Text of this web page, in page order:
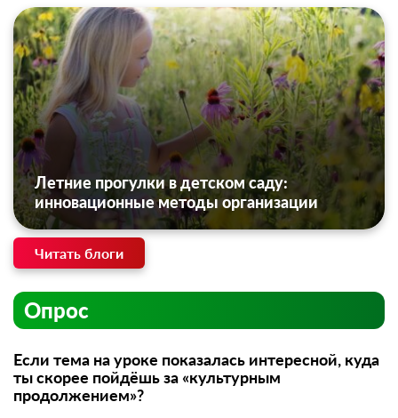
Летние прогулки в детском саду:
инновационные методы организации
Читать блоги
Опрос
Если тема на уроке показалась интересной, куда
ты скорее пойдёшь за «культурным
продолжением»?